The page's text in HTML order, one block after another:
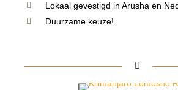
Lokaal gevestigd in Arusha en
Duurzame keuze!